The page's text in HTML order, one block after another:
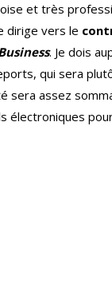
et très
dirige vers le
. Je dois
qui sera
sera assez
électroniques